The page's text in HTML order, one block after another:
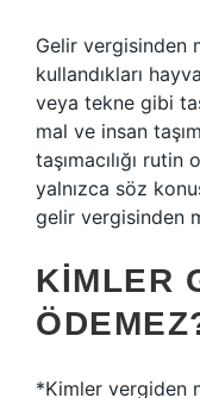
Gelir vergisinden
kullandıkları
veya tekne gibi
mal ve insan
taşımacılığı
yalnızca söz
gelir vergisinden
KIMLER
*Kimler vergiden